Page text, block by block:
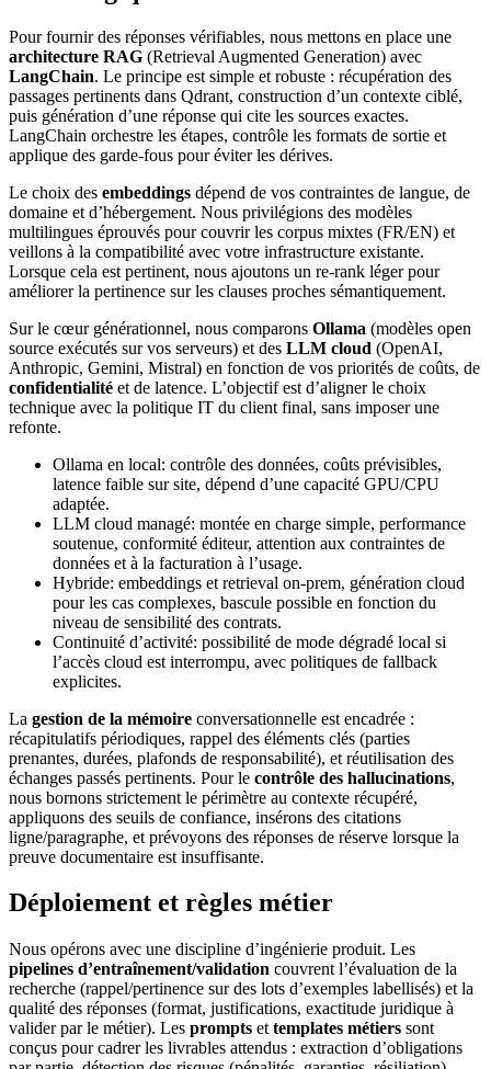
Pour fournir des réponses vérifiables, nous mettons en place une
architecture RAG (Retrieval Augmented Generation) avec
LangChain. Le principe est simple et robuste : récupération des
passages pertinents dans Qdrant, construction d’un contexte ciblé,
puis génération d’une réponse qui cite les sources exactes.
LangChain orchestre les étapes, contrôle les formats de sortie et
applique des garde-fous pour éviter les dérives.
Le choix des embeddings dépend de vos contraintes de langue, de
domaine et d’hébergement. Nous privilégions des modèles
multilingues éprouvés pour couvrir les corpus mixtes (FR/EN) et
veillons à la compatibilité avec votre infrastructure existante.
Lorsque cela est pertinent, nous ajoutons un re-rank léger pour
améliorer la pertinence sur les clauses proches sémantiquement.
Sur le cœur générationnel, nous comparons Ollama (modèles open
source exécutés sur vos serveurs) et des LLM cloud (OpenAI,
Anthropic, Gemini, Mistral) en fonction de vos priorités de coûts, de
confidentialité et de latence. L’objectif est d’aligner le choix
technique avec la politique IT du client final, sans imposer une
refonte.
Ollama en local: contrôle des données, coûts prévisibles,
latence faible sur site, dépend d’une capacité GPU/CPU
adaptée.
LLM cloud managé: montée en charge simple, performance
soutenue, conformité éditeur, attention aux contraintes de
données et à la facturation à l’usage.
Hybride: embeddings et retrieval on-prem, génération cloud
pour les cas complexes, bascule possible en fonction du
niveau de sensibilité des contrats.
Continuité d’activité: possibilité de mode dégradé local si
l’accès cloud est interrompu, avec politiques de fallback
explicites.
La gestion de la mémoire conversationnelle est encadrée :
récapitulatifs périodiques, rappel des éléments clés (parties
prenantes, durées, plafonds de responsabilité), et réutilisation des
échanges passés pertinents. Pour le contrôle des hallucinations,
nous bornons strictement le périmètre au contexte récupéré,
appliquons des seuils de confiance, insérons des citations
ligne/paragraphe, et prévoyons des réponses de réserve lorsque la
preuve documentaire est insuffisante.
Déploiement et règles métier
Nous opérons avec une discipline d’ingénierie produit. Les
pipelines d’entraînement/validation couvrent l’évaluation de la
recherche (rappel/pertinence sur des lots d’exemples labellisés) et la
qualité des réponses (format, justifications, exactitude juridique à
valider par le métier). Les prompts et templates métiers sont
conçus pour cadrer les livrables attendus : extraction d’obligations